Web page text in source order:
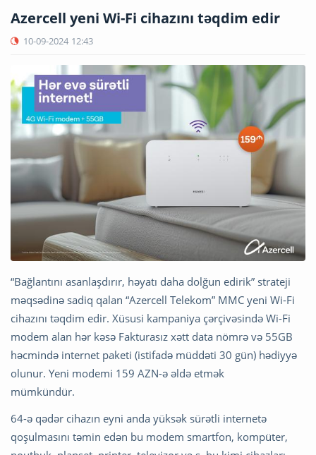
Azercell yeni Wi-Fi cihazını təqdim edir
10-09-2024 12:43
“Bağlantını asanlaşdırır, həyatı daha dolğun edirik” strateji
məqsədinə sadiq qalan “Azercell Telekom” MMC yeni Wi-Fi
cihazını təqdim edir. Xüsusi kampaniya çərçivəsində Wi-Fi
modem alan hər kəsə Fakturasız xətt data nömrə və 55GB
həcmində internet paketi (istifadə müddəti 30 gün) hədiyyə
olunur. Yeni modemi 159 AZN-ə əldə etmək
mümkündür.
64-ə qədər cihazın eyni anda yüksək sürətli internetə
qoşulmasını təmin edən bu modem smartfon, kompüter,